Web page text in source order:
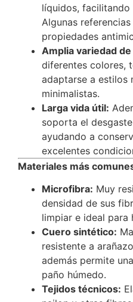
líquidos, facilitando
Algunas
propiedades
Amplia variedad
diferentes colores,
adaptarse a estilos
minimalistas.
Larga vida útil:
soporta el
ayudando a
excelentes
Materiales más
Microfibra: Muy
densidad de sus
limpiar e ideal para
Cuero sintético:
resistente a
además permite
paño húmedo.
Tejidos técnicos: